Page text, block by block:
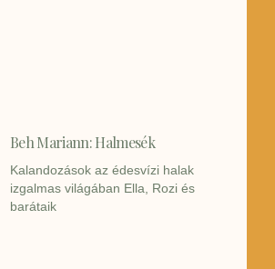
Beh Mariann: Halmesék
Kalandozások az édesvízi halak
izgalmas világában Ella, Rozi és
barátaik